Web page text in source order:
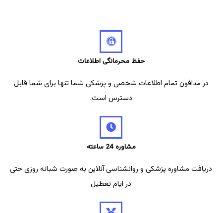
حفظ محرمانگی اطلاعات
در مدافون تمام اطلاعات شخصی و پزشکی شما تنها برای شما قابل
دسترس است.
مشاوره 24 ساعته
دریافت مشاوره پزشکی و روانشناسی آنلاین به صورت شبانه روزی حتی
در ایام تعطیل